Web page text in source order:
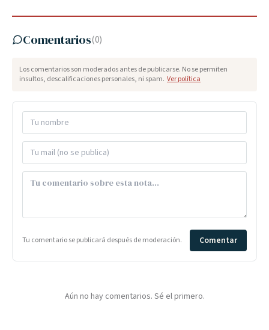
Comentarios(0)
Los comentarios son moderados antes de publicarse. No se permiten
insultos, descalificaciones personales, ni spam. Ver política
Tu comentario se publicará después de moderación. Comentar
Aún no hay comentarios. Sé el primero.